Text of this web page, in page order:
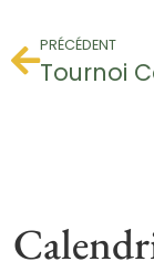
PRÉCÉDENT